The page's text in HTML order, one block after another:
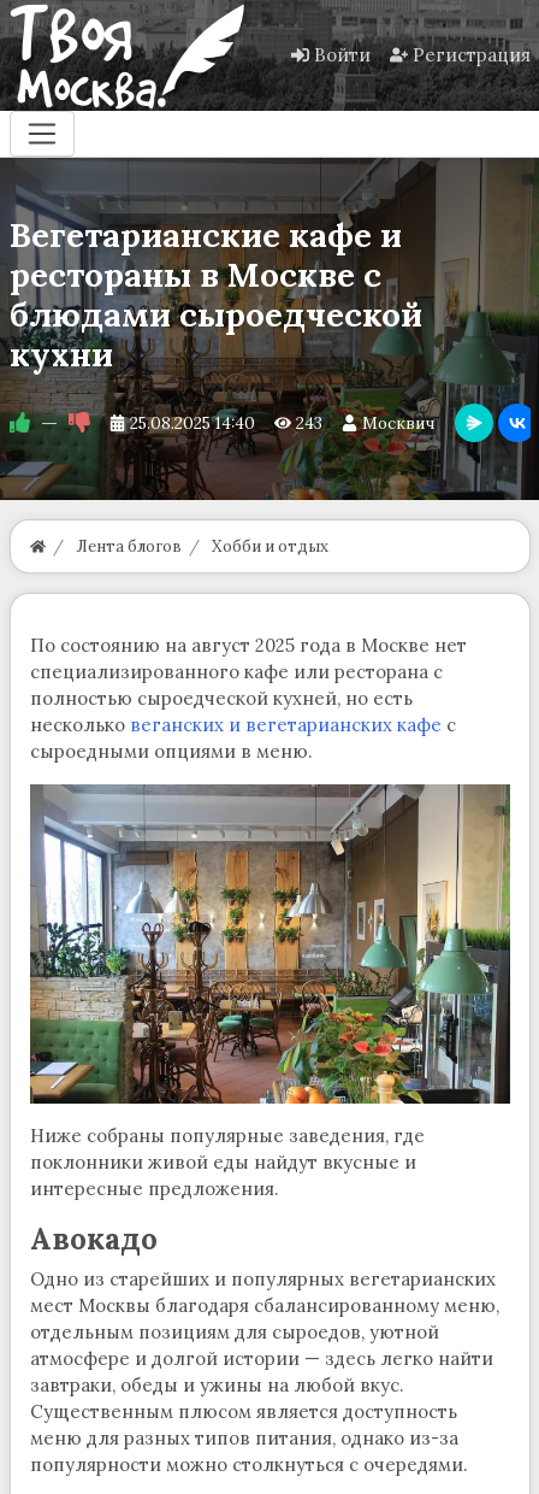
Войти Регистрация
Вегетарианские кафе и
рестораны в Москве с
блюдами сыроедческой
кухни
— 25.08.2025 14:40 243 Москвич
Лента блогов Хобби и отдых
По состоянию на август 2025 года в Москве нет
специализированного кафе или ресторана с
полностью сыроедческой кухней, но есть
несколько веганских и вегетарианских кафе с
сыроедными опциями в меню.
Ниже собраны популярные заведения, где
поклонники живой еды найдут вкусные и
интересные предложения.
Авокадо
Одно из старейших и популярных вегетарианских
мест Москвы благодаря сбалансированному меню,
отдельным позициям для сыроедов, уютной
атмосфере и долгой истории — здесь легко найти
завтраки, обеды и ужины на любой вкус.
Существенным плюсом является доступность
меню для разных типов питания, однако из-за
популярности можно столкнуться с очередями.